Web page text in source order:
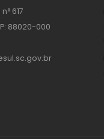
617
88020-000